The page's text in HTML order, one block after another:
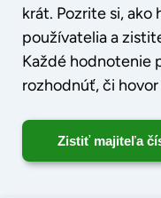
krát. Pozrite si,
používatelia a
Každé hodnotenie
rozhodnúť, či
Zistiť majiteľa